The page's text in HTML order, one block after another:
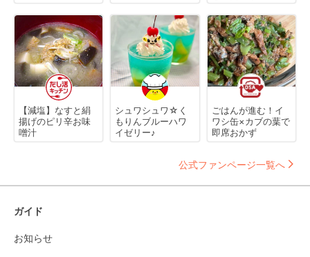
【減塩】なすと絹
揚げのピリ辛お味
噌汁
シュワシュワ☆く
もりんブルーハワ
イゼリー♪
ごはんが進む！イ
ワシ缶×カブの葉で
即席おかず
公式ファンページ一覧へ
ガイド
お知らせ